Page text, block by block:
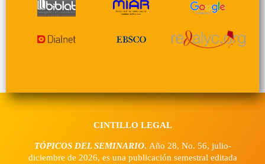
CINTILLO LEGAL
TÓPICOS DEL SEMINARIO. Año 28, No. 56, julio-
diciembre de 2026, es una publicación semestral editada